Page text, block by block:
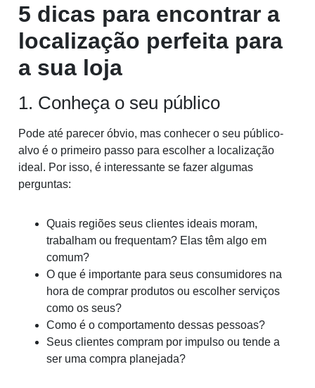
5 dicas para encontrar a
localização perfeita para
a sua loja
1. Conheça o seu público
Pode até parecer óbvio, mas conhecer o seu público-
alvo é o primeiro passo para escolher a localização
ideal. Por isso, é interessante se fazer algumas
perguntas:
Quais regiões seus clientes ideais moram,
trabalham ou frequentam? Elas têm algo em
comum?
O que é importante para seus consumidores na
hora de comprar produtos ou escolher serviços
como os seus?
Como é o comportamento dessas pessoas?
Seus clientes compram por impulso ou tende a
ser uma compra planejada?